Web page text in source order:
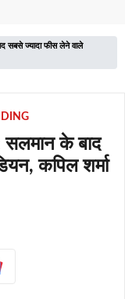
ज्यादा फीस लेने वाले
के बाद
कपिल शर्मा